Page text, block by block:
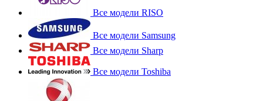
Все модели RISO
Все модели Samsung
Все модели Sharp
Все модели Toshiba